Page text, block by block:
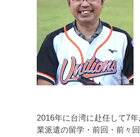
2016年に台湾に赴任して7
業派遣の留学・前回・前々